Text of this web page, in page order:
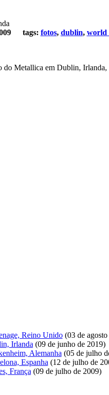
tags: fotos, dublin, world
do Metallica em Dublin,
Reino Unido(03 de agosto
Irlanda (09 de junho de 2019)
Alemanha (05 de julho
Espanha (12 de julho de
França (09 de julho de 2009)